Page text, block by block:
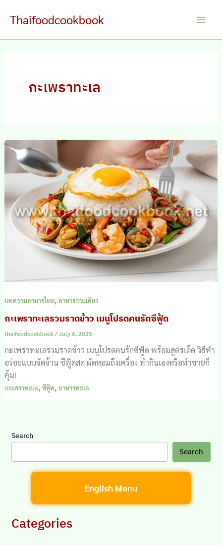
Thaifoodcookbook
กะเพราทะเล
บทความอาหารไทย, อาหารจานเดียว
กะเพราทะเลรวมราดข้าว เมนูโปรดคนรักซีฟู้ด
thaifoodcookbook/July 6, 2025
กะเพราทะเลรวมราดข้าว เมนูโปรดคนรักซีฟู้ด พร้อมสูตรเด็ด วิธีทำ
อร่อยแบบจัดจ้าน ซีฟู้ดสด ผัดหอมถึงเครื่อง ทำกินเองหรือทำขายก็
คุ้ม!
กะเพราทะเล, ซีฟู้ด, อาหารทะเล
Search
Search
English Menu
Categories